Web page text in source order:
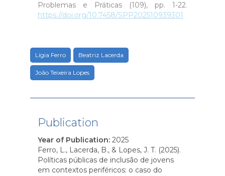
Problemas e Práticas (109), pp. 1-22.
https://doi.org/10.7458/SPP202510939301
Lígia Ferro Beatriz Lacerda
João Teixeira Lopes
Publication
Year of Publication: 2025
Ferro, L., Lacerda, B., & Lopes, J. T. (2025).
Políticas públicas de inclusão de jovens
em contextos periféricos: o caso do